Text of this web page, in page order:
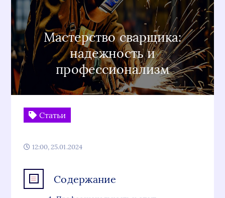
Мастерство сварщика:
надежность и
профессионализм
Статьи
12:00, 25.01.2024
Содержание